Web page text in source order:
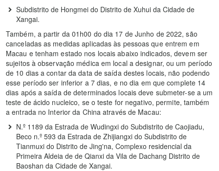
Subdistrito de Hongmei do Distrito de Xuhui da Cidade de
Xangai.
Também, a partir da 01h00 do dia 17 de Junho de 2022, são
canceladas as medidas aplicadas às pessoas que entrem em
Macau e tenham estado nos locais abaixo indicados, devem ser
sujeitos à observação médica em local a designar, ou um período
de 10 dias a contar da data de saída destes locais, não podendo
esse período ser inferior a 7 dias, e no dia em que complete 14
dias após a saída de determinados locais deve submeter-se a um
teste de ácido nucleico, se o teste for negativo, permite, também
a entrada no Interior da China através de Macau:
N.º 1189 da Estrada de Wudingxi do Subdistrito de Caojiadu,
Beco n.º 593 da Estrada de Zhijiangxi do Subdistrito de
Tianmuxi do Distrito de Jing'na, Complexo residencial da
Primeira Aldeia de de Qianxi da Vila de Dachang Distrito de
Baoshan da Cidade de Xangai.